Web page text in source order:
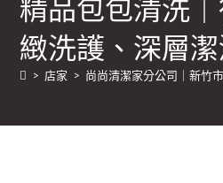
精品包包清洗
緻洗護、深層
> 店家 > 尚尚清潔家分公司｜新竹